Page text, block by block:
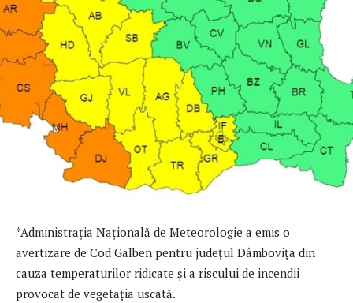
*Administrația Națională de Meteorologie a emis o
avertizare de Cod Galben pentru județul Dâmbovița din
cauza temperaturilor ridicate și a riscului de incendii
provocat de vegetația uscată.